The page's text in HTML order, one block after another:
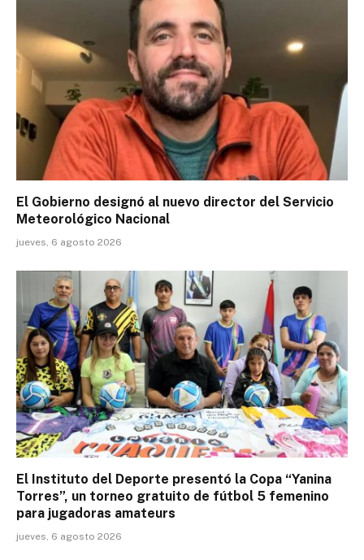
El Gobierno designó al nuevo director del Servicio
Meteorológico Nacional
jueves, 6 agosto 2026
El Instituto del Deporte presentó la Copa “Yanina
Torres”, un torneo gratuito de fútbol 5 femenino
para jugadoras amateurs
jueves, 6 agosto 2026